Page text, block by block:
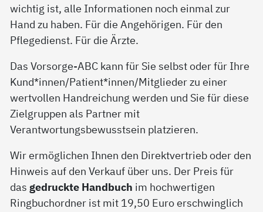
wichtig ist, alle Informationen noch einmal zur
Hand zu haben. Für die Angehörigen. Für den
Pflegedienst. Für die Ärzte.
Das Vorsorge-ABC kann für Sie selbst oder für Ihre
Kund*innen/Patient*innen/Mitglieder zu einer
wertvollen Handreichung werden und Sie für diese
Zielgruppen als Partner mit
Verantwortungsbewusstsein platzieren.
Wir ermöglichen Ihnen den Direktvertrieb oder den
Hinweis auf den Verkauf über uns. Der Preis für
das gedruckte Handbuch im hochwertigen
Ringbuchordner ist mit 19,50 Euro erschwinglich